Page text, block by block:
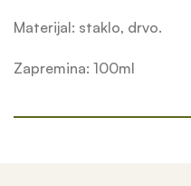
Materijal: staklo, drvo.
Zapremina: 100ml